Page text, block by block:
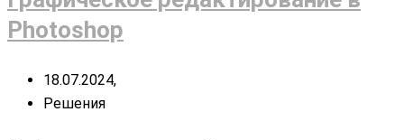
Photoshop
18.07.2024,
Решения